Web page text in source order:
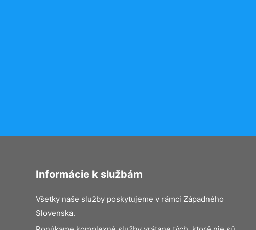
Informácie k službám
Všetky naše služby poskytujeme v rámci Západného
Slovenska.